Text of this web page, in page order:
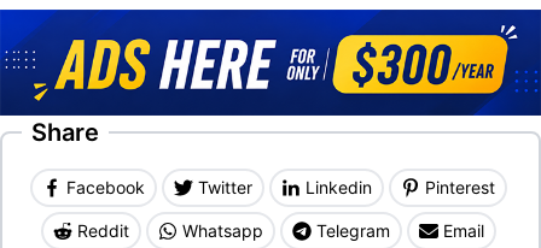
Share
Facebook Twitter Linkedin Pinterest
Reddit Whatsapp Telegram Email